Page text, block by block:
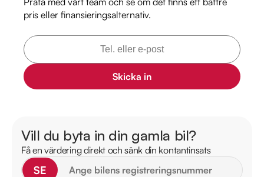
Därför ska du välja Riddermark Bil:
* Störst i Sverige på begagnade bilar
* Erbjuder hemleverans i hela Sverige
* 14 dagars helförsäkring via Folksam
* Över 10 tusen omdömen på Trustpilot
Telefontider:
Måndag - Söndag: 08:00 - 24:00
pris eller finansieringsalternativ.
Skicka in
Vill du byta in din gamla bil?
Få en värdering direkt och sänk din kontantinsats
SE